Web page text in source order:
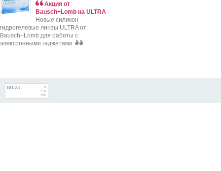
Акция от
Bausch+Lomb на ULTRA
Новые силикон-
гидрогелевые линзы ULTRA от
Bausch+Lomb для работы с
электронными гаджетами.
HIT.UA
8
270
296